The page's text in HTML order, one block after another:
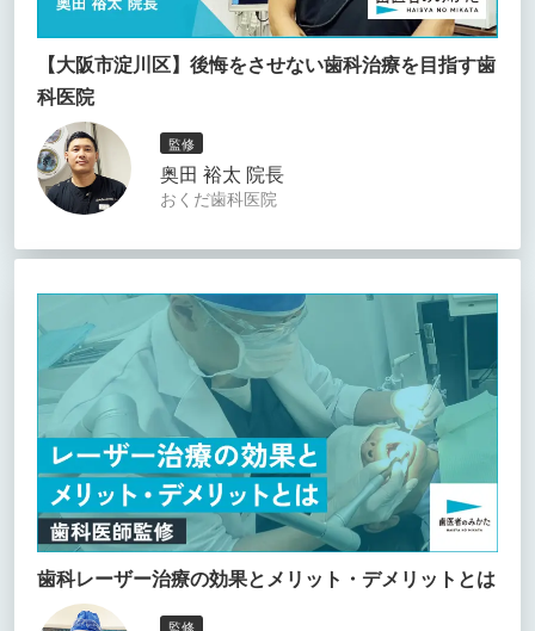
【大阪市淀川区】後悔をさせない歯科治療を目指す歯
科医院
監修
奥田 裕太 院長
おくだ歯科医院
歯科レーザー治療の効果とメリット・デメリットとは
監修